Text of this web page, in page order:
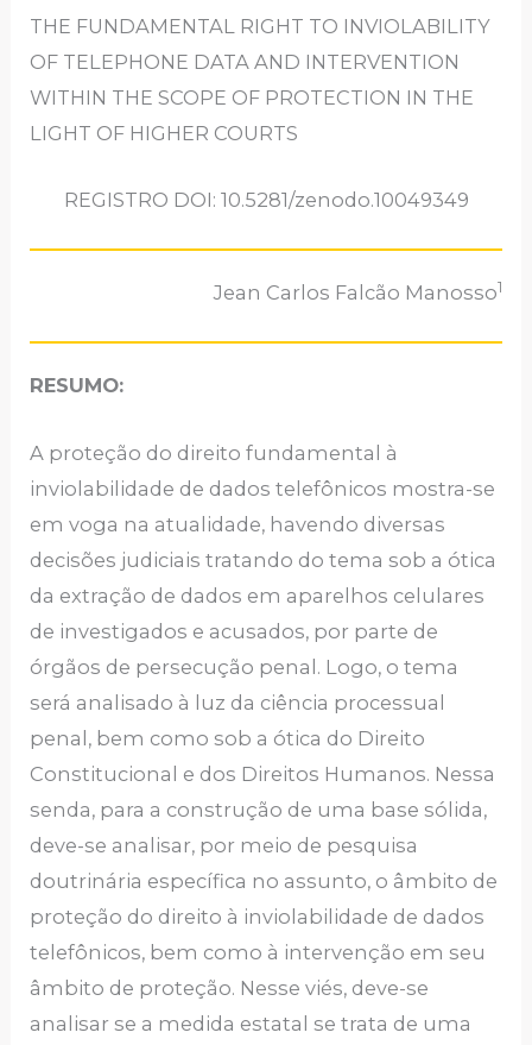
THE FUNDAMENTAL RIGHT TO INVIOLABILITY
OF TELEPHONE DATA AND INTERVENTION
WITHIN THE SCOPE OF PROTECTION IN THE
LIGHT OF HIGHER COURTS
REGISTRO DOI: 10.5281/zenodo.10049349
Jean Carlos Falcão Manosso1
RESUMO:
A proteção do direito fundamental à
inviolabilidade de dados telefônicos mostra-se
em voga na atualidade, havendo diversas
decisões judiciais tratando do tema sob a ótica
da extração de dados em aparelhos celulares
de investigados e acusados, por parte de
órgãos de persecução penal. Logo, o tema
será analisado à luz da ciência processual
penal, bem como sob a ótica do Direito
Constitucional e dos Direitos Humanos. Nessa
senda, para a construção de uma base sólida,
deve-se analisar, por meio de pesquisa
doutrinária específica no assunto, o âmbito de
proteção do direito à inviolabilidade de dados
telefônicos, bem como à intervenção em seu
âmbito de proteção. Nesse viés, deve-se
analisar se a medida estatal se trata de uma